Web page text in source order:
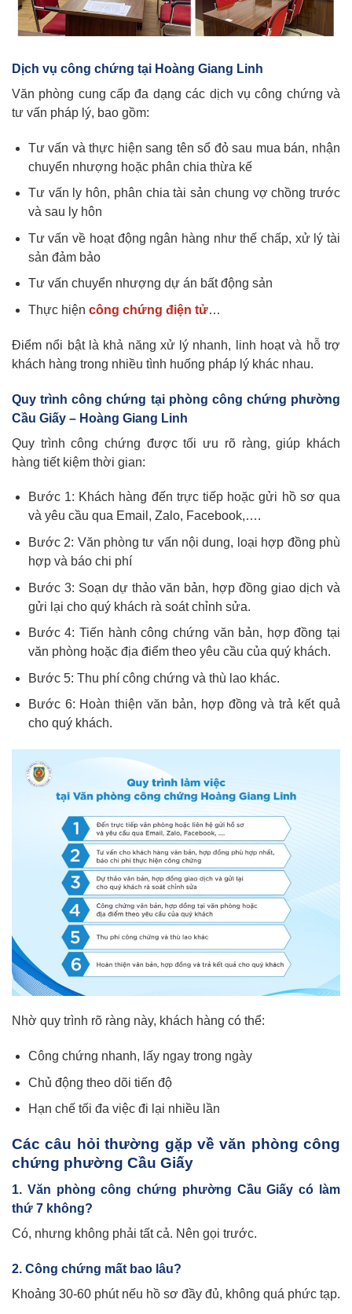
Dịch vụ công chứng tại Hoàng Giang Linh
Văn phòng cung cấp đa dạng các dịch vụ công chứng và
tư vấn pháp lý, bao gồm:
Tư vấn và thực hiện sang tên sổ đỏ sau mua bán, nhận
chuyển nhượng hoặc phân chia thừa kế
Tư vấn ly hôn, phân chia tài sản chung vợ chồng trước
và sau ly hôn
Tư vấn về hoạt động ngân hàng như thế chấp, xử lý tài
sản đảm bảo
Tư vấn chuyển nhượng dự án bất động sản
Thực hiện công chứng điện tử…
Điểm nổi bật là khả năng xử lý nhanh, linh hoạt và hỗ trợ
khách hàng trong nhiều tình huống pháp lý khác nhau.
Quy trình công chứng tại phòng công chứng phường
Cầu Giấy – Hoàng Giang Linh
Quy trình công chứng được tối ưu rõ ràng, giúp khách
hàng tiết kiệm thời gian:
Bước 1: Khách hàng đến trực tiếp hoặc gửi hồ sơ qua
và yêu cầu qua Email, Zalo, Facebook,….
Bước 2: Văn phòng tư vấn nội dung, loại hợp đồng phù
hợp và báo chi phí
Bước 3: Soạn dự thảo văn bản, hợp đồng giao dịch và
gửi lại cho quý khách rà soát chỉnh sửa.
Bước 4: Tiến hành công chứng văn bản, hợp đồng tại
văn phòng hoặc địa điểm theo yêu cầu của quý khách.
Bước 5: Thu phí công chứng và thù lao khác.
Bước 6: Hoàn thiện văn bản, hợp đồng và trả kết quả
cho quý khách.
Nhờ quy trình rõ ràng này, khách hàng có thể:
Công chứng nhanh, lấy ngay trong ngày
Chủ động theo dõi tiến độ
Hạn chế tối đa việc đi lại nhiều lần
Các câu hỏi thường gặp về văn phòng công
chứng phường Cầu Giấy
1. Văn phòng công chứng phường Cầu Giấy có làm
thứ 7 không?
Có, nhưng không phải tất cả. Nên gọi trước.
2. Công chứng mất bao lâu?
Khoảng 30-60 phút nếu hồ sơ đầy đủ, không quá phức tạp.